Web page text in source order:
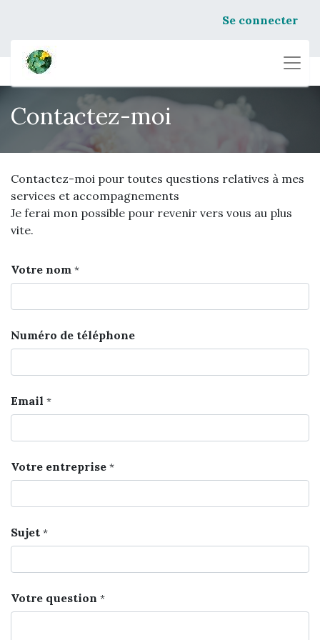
Se connecter
Contactez-moi
Contactez-moi pour toutes questions relatives à mes
services et accompagnements
Je ferai mon possible pour revenir vers vous au plus
vite.
Votre nom *
Numéro de téléphone
Email *
Votre entreprise *
Sujet *
Votre question *